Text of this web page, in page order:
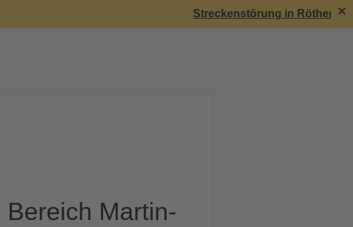
Streckenstörung in
Martin-